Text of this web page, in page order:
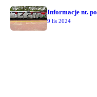
Informacje nt.
9 lis 2024